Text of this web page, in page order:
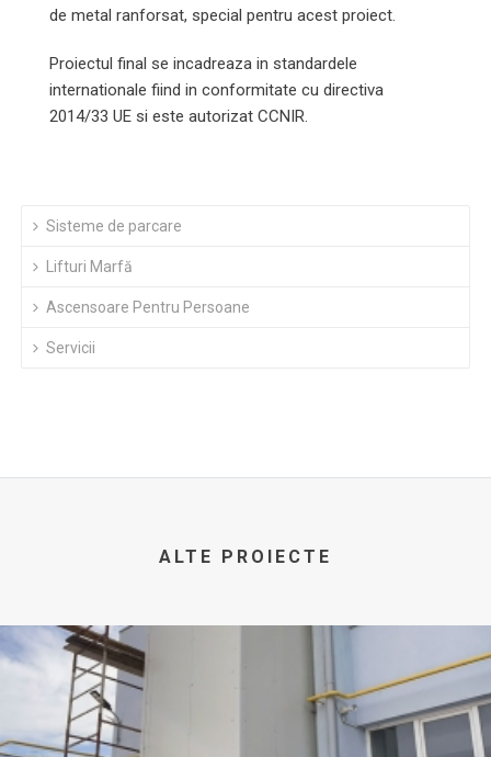
de metal ranforsat, special pentru acest proiect.
Proiectul final se incadreaza in standardele
internationale fiind in conformitate cu directiva
2014/33 UE si este autorizat CCNIR.
Sisteme de parcare
Lifturi Marfă
Ascensoare Pentru Persoane
Servicii
ALTE PROIECTE